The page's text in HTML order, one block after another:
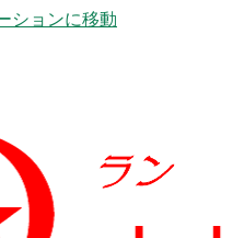
ションに移動